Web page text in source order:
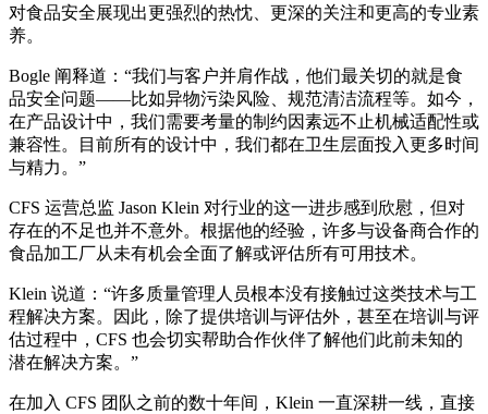
对食品安全展现出更强烈的热忱、更深的关注和更高的专业素
养。
Bogle 阐释道：“我们与客户并肩作战，他们最关切的就是食
品安全问题——比如异物污染风险、规范清洁流程等。如今，
在产品设计中，我们需要考量的制约因素远不止机械适配性或
兼容性。目前所有的设计中，我们都在卫生层面投入更多时间
与精力。”
CFS 运营总监 Jason Klein 对行业的这一进步感到欣慰，但对
存在的不足也并不意外。根据他的经验，许多与设备商合作的
食品加工厂从未有机会全面了解或评估所有可用技术。
Klein 说道：“许多质量管理人员根本没有接触过这类技术与工
程解决方案。因此，除了提供培训与评估外，甚至在培训与评
估过程中，CFS 也会切实帮助合作伙伴了解他们此前未知的
潜在解决方案。”
在加入 CFS 团队之前的数十年间，Klein 一直深耕一线，直接